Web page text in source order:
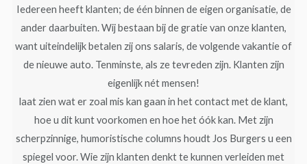
Iedereen heeft klanten; de één binnen de eigen organisatie, de
ander daarbuiten. Wij bestaan bij de gratie van onze klanten,
want uiteindelijk betalen zij ons salaris, de volgende vakantie of
de nieuwe auto. Tenminste, als ze tevreden zijn. Klanten zijn
eigenlijk nét mensen!
laat zien wat er zoal mis kan gaan in het contact met de klant,
hoe u dit kunt voorkomen en hoe het óók kan. Met zijn
scherpzinnige, humoristische columns houdt Jos Burgers u een
spiegel voor. Wie zijn klanten denkt te kunnen verleiden met